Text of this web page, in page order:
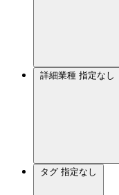
詳細業種 指定なし
タグ 指定なし